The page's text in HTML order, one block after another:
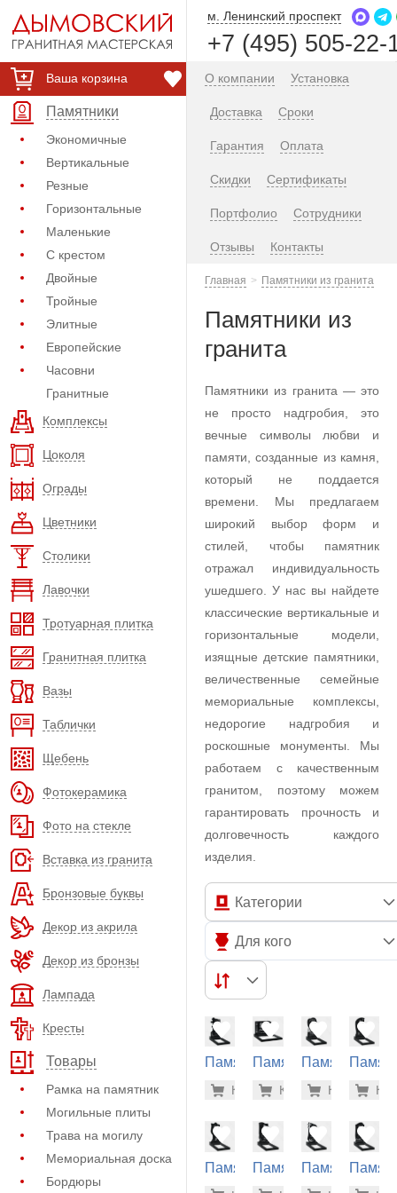
Ваша корзина
Памятники
Экономичные
Вертикальные
Резные
Горизонтальные
Маленькие
С крестом
Двойные
Тройные
Элитные
Европейские
Часовни
Гранитные
Комплексы
Цоколя
Ограды
Цветники
Столики
Лавочки
Тротуарная плитка
Гранитная плитка
Вазы
Таблички
Щебень
Фотокерамика
Фото на стекле
Вставка из гранита
Бронзовые буквы
Декор из акрила
Декор из бронзы
Лампада
Кресты
Товары
Рамка на памятник
Могильные плиты
Трава на могилу
Мемориальная доска
Бордюры
м. Ленинский проспект
+7 (495) 505-22-
О компании Установка
Доставка Сроки
Гарантия Оплата
Скидки Сертификаты
Портфолио Сотрудники
Отзывы Контакты
Главная Памятники из гранита
Памятники из
гранита
Памятники из гранита — это
не просто надгробия, это
вечные символы любви и
памяти, созданные из камня,
который не поддается
времени. Мы предлагаем
широкий выбор форм и
стилей, чтобы памятник
отражал индивидуальность
ушедшего. У нас вы найдете
классические вертикальные и
горизонтальные модели,
изящные детские памятники,
величественные семейные
мемориальные комплексы,
недорогие надгробия и
роскошные монументы. Мы
работаем с качественным
гранитом, поэтому можем
гарантировать прочность и
долговечность каждого
изделия.
Категории
Для кого
Памятник
гранита
-7% 38.200
Купить
Памятник
гранита
-7%
Купить
Памятник
гранита
-
Купить
ПамятникПамятникПамятник